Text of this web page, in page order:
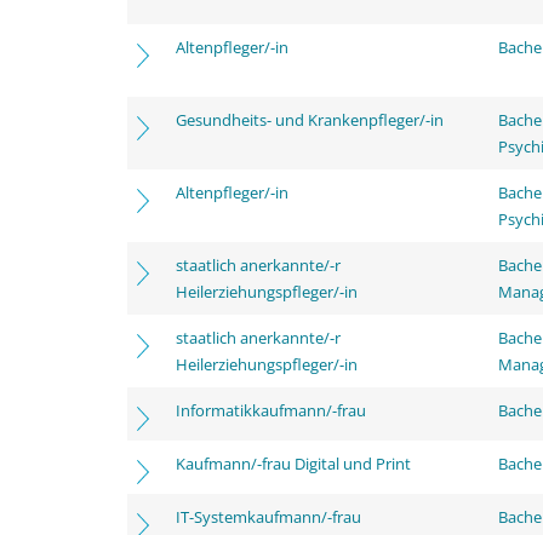
Altenpfleger/-in
Gesundheits- und Krankenpfleger/-in
Altenpfleger/-in
staatlich anerkannte/-r
Heilerziehungspfleger/-in
staatlich anerkannte/-r
Heilerziehungspfleger/-in
Informatikkaufmann/-frau
Kaufmann/-frau Digital und Print
IT-Systemkaufmann/-frau